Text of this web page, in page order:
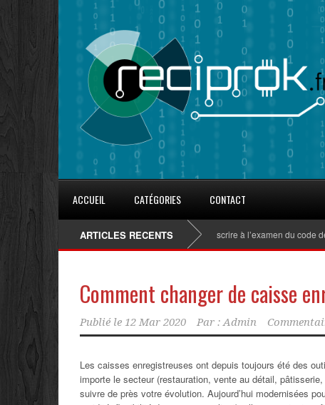
ACCUEIL CATÉGORIES CONTACT
ARTICLES RECENTSComment s’inscrire à l’examen du code de la
Comment changer de caisse
Publié le 12 Mar 2020 Par : Admin
Les caisses enregistreuses ont depuis toujours été des
importe le secteur (restauration, vente au détail,
suivre de près votre évolution. Aujourd’hui modernisées